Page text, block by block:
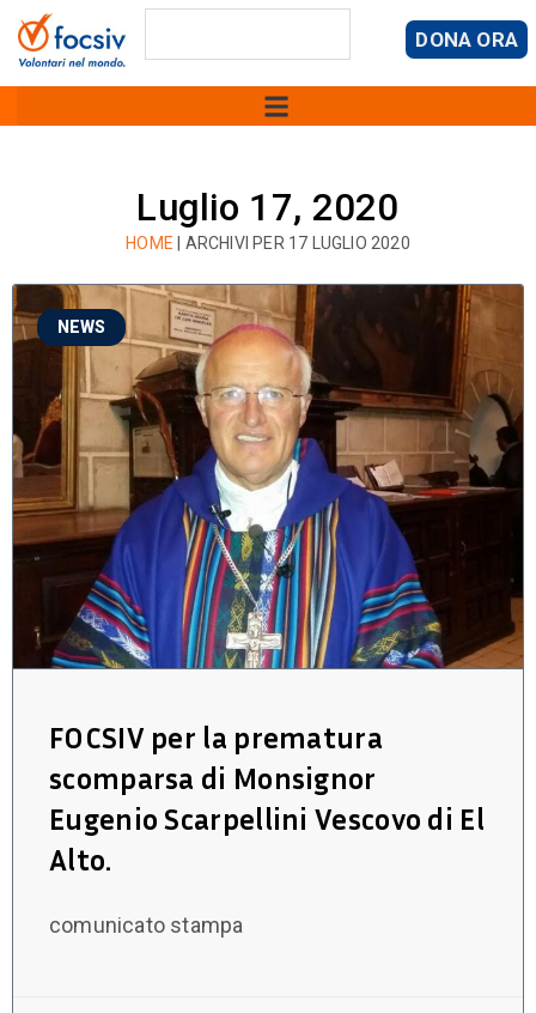
DONA ORA
Luglio 17, 2020
HOME ARCHIVI PER 17 LUGLIO 2020
NEWS
FOCSIV per la prematura
scomparsa di Monsignor
Eugenio Scarpellini Vescovo di El
Alto.
comunicato stampa